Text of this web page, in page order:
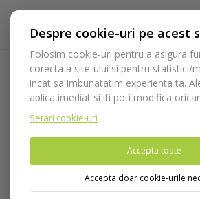
Despre cookie-uri pe acest
Folosim cookie-uri pentru a asigura
corecta a site-ului si pentru statistici/
incat sa imbunatatim experienta ta.
aplica imediat si iti poti modifica
Setari cookie-uri
Accepta toate
Accepta doar cookie-urile
Cutit ceara
Acasa Laborator Instrumentar
Nu puteti plasa comenzi din tara din care